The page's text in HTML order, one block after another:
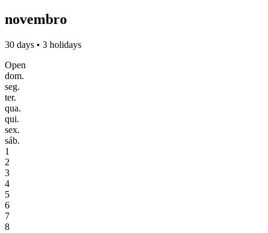
novembro
30 days • 3 holidays
Open
dom.
seg.
ter.
qua.
qui.
sex.
sáb.
1
2
3
4
5
6
7
8